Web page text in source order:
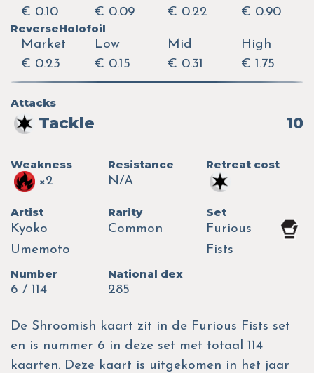
€ 0.10
€ 0.09
€ 0.22
€ 0.90
ReverseHolofoil
Market
€ 0.23
Low
€ 0.15
Mid
€ 0.31
High
€ 1.75
Attacks
Tackle 10
Weakness
×2
Resistance
N/A
Retreat cost
Artist
Kyoko
Umemoto
Rarity
Common
Set
Furious
Fists
Number
6 / 114
National dex
285
De Shroomish kaart zit in de Furious Fists set
en is nummer 6 in deze set met totaal 114
kaarten. Deze kaart is uitgekomen in het jaar